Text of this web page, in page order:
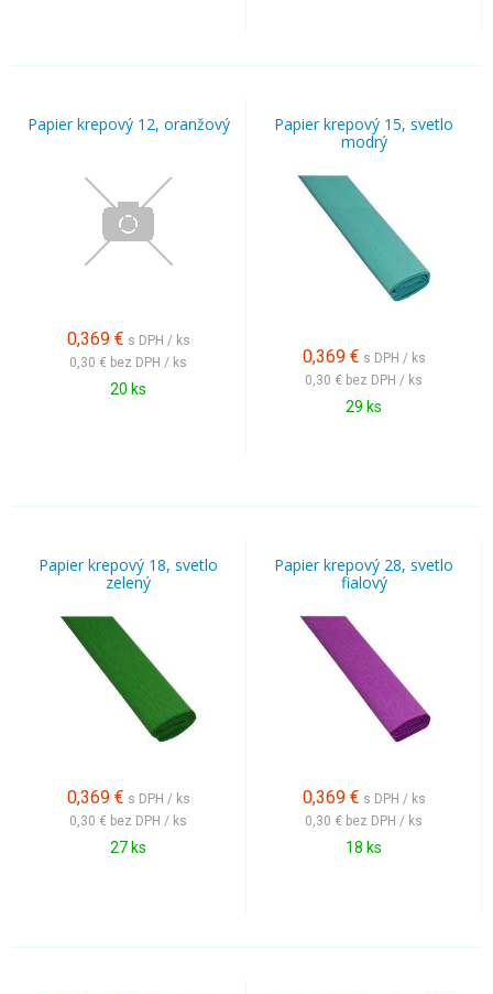
Papier krepový 12, oranžový
0,369 € s DPH / ks
0,30 € bez DPH / ks
20 ks
Papier krepový 15, svetlo
modrý
0,369 € s DPH / ks
0,30 € bez DPH / ks
29 ks
Papier krepový 18, svetlo
zelený
0,369 € s DPH / ks
0,30 € bez DPH / ks
27 ks
Papier krepový 28, svetlo
fialový
0,369 € s DPH / ks
0,30 € bez DPH / ks
18 ks